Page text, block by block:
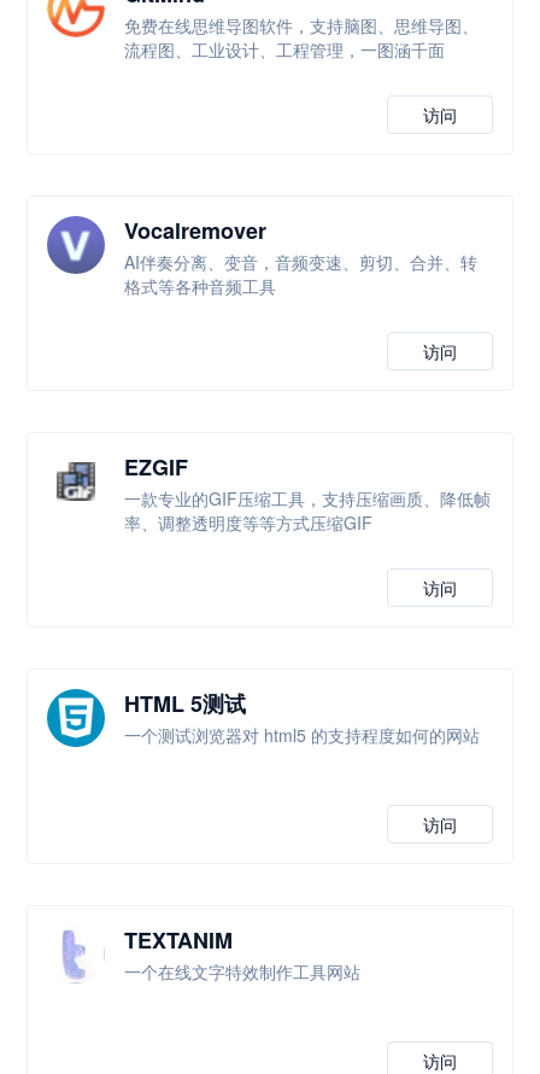
免费在线思维导图软件，支持脑图、思维导图、
流程图、工业设计、工程管理，一图涵千面
访问
Vocalremover
AI伴奏分离、变音，音频变速、剪切、合并、转
格式等各种音频工具
访问
EZGIF
一款专业的GIF压缩工具，支持压缩画质、降低帧
率、调整透明度等等方式压缩GIF
访问
HTML 5测试
一个测试浏览器对 html5 的支持程度如何的网站
访问
TEXTANIM
一个在线文字特效制作工具网站
访问